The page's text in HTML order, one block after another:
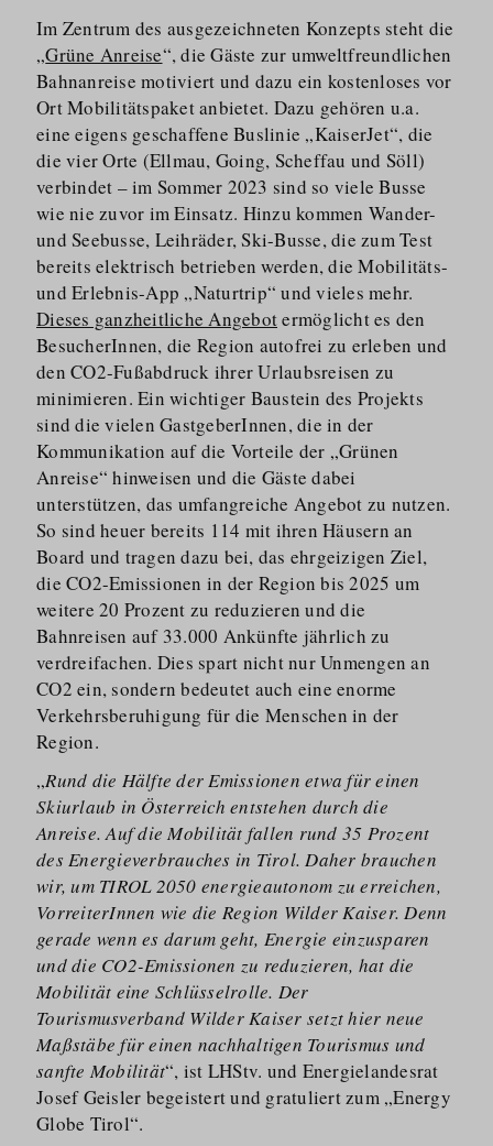
Im Zentrum des ausgezeichneten Konzepts steht die
„Grüne Anreise“, die Gäste zur umweltfreundlichen
Bahnanreise motiviert und dazu ein kostenloses vor
Ort Mobilitätspaket anbietet. Dazu gehören u.a.
eine eigens geschaffene Buslinie „KaiserJet“, die
die vier Orte (Ellmau, Going, Scheffau und Söll)
verbindet – im Sommer 2023 sind so viele Busse
wie nie zuvor im Einsatz. Hinzu kommen Wander-
und Seebusse, Leihräder, Ski-Busse, die zum Test
bereits elektrisch betrieben werden, die Mobilitäts-
und Erlebnis-App „Naturtrip“ und vieles mehr.
Dieses ganzheitliche Angebotermöglicht es den
BesucherInnen, die Region autofrei zu erleben und
den CO2-Fußabdruck ihrer Urlaubsreisen zu
minimieren. Ein wichtiger Baustein des Projekts
sind die vielen GastgeberInnen, die in der
Kommunikation auf die Vorteile der „Grünen
Anreise“ hinweisen und die Gäste dabei
unterstützen, das umfangreiche Angebot zu nutzen.
So sind heuer bereits 114 mit ihren Häusern an
Board und tragen dazu bei, das ehrgeizigen Ziel,
die CO2-Emissionen in der Region bis 2025 um
weitere 20 Prozent zu reduzieren und die
Bahnreisen auf 33.000 Ankünfte jährlich zu
verdreifachen. Dies spart nicht nur Unmengen an
CO2 ein, sondern bedeutet auch eine enorme
Verkehrs­be­ruhigung für die Menschen in der
Region.
„Rund die Hälfte der Emissionen etwa für einen
Skiurlaub in Österreich entstehen durch die
Anreise. Auf die Mobilität fallen rund 35 Prozent
des Energieverbrauches in Tirol. Daher brauchen
wir, um TIROL 2050 energieautonom zu erreichen,
VorreiterInnen wie die Region Wilder Kaiser. Denn
gerade wenn es darum geht, Energie einzusparen
und die CO2-Emissionen zu reduzieren, hat die
Mobilität eine Schlüsselrolle. Der
Tourismusverband Wilder Kaiser setzt hier neue
Maßstäbe für einen nachhaltigen Tourismus und
sanfte Mobilität“, ist LHStv. und Energielandesrat
Josef Geisler begeistert und gratuliert zum „Energy
Globe Tirol“.